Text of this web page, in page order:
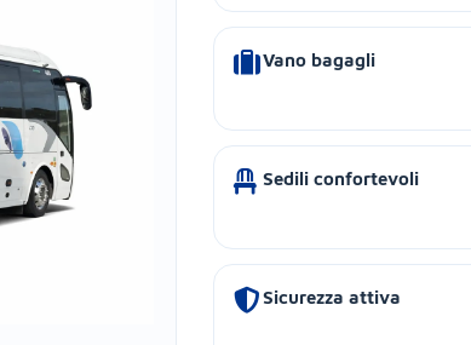
Vano bagagli
Sedili confortevoli
Sicurezza attiva